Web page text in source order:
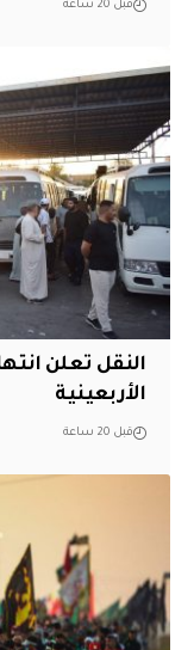
قبل 20 ساعة
النقل تعلن
الأربعينية
قبل 20 ساعة